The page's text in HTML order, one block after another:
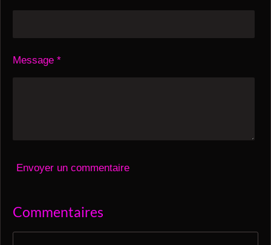
Message *
Envoyer un commentaire
Commentaires